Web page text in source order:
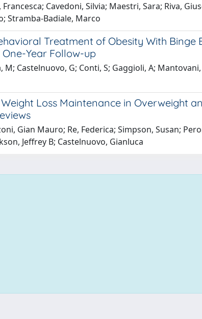
Cavedoni, Silvia; Maestri, Sara; Riva,
Stramba-Badiale, Marco
Treatment of Obesity With Binge
Year Follow-up
Castelnuovo, G; Conti, S; Gaggioli, A;
Loss Maintenance in Overweight
Gian Mauro; Re, Federica; Simpson, Susan;
Jeffrey B; Castelnuovo, Gianluca